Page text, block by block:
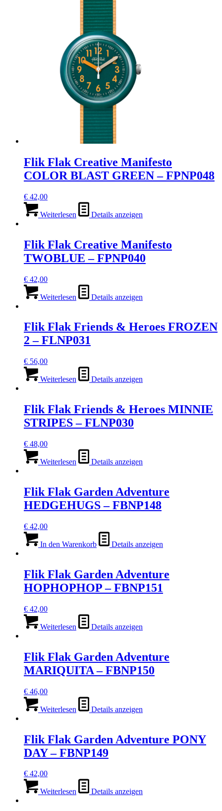
Flik Flak Creative Manifesto
COLOR BLAST GREEN – FPNP048
€ 42,00
Weiterlesen Details anzeigen
Flik Flak Creative Manifesto
TWOBLUE – FPNP040
€ 42,00
Weiterlesen Details anzeigen
Flik Flak Friends & Heroes FROZEN
2 – FLNP031
€ 56,00
Weiterlesen Details anzeigen
Flik Flak Friends & Heroes MINNIE
STRIPES – FLNP030
€ 48,00
Weiterlesen Details anzeigen
Flik Flak Garden Adventure
HEDGEHUGS – FBNP148
€ 42,00
In den Warenkorb Details anzeigen
Flik Flak Garden Adventure
HOPHOPHOP – FBNP151
€ 42,00
Weiterlesen Details anzeigen
Flik Flak Garden Adventure
MARIQUITA – FBNP150
€ 46,00
Weiterlesen Details anzeigen
Flik Flak Garden Adventure PONY
DAY – FBNP149
€ 42,00
Weiterlesen Details anzeigen